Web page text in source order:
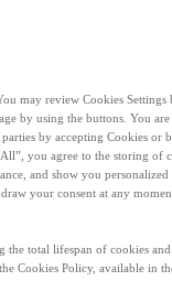
von Schlaganfall
Hofstetter
may review Cookies
by using the buttons. You
by accepting Cookies or
you agree to the storing of
and show you
your consent at any
the total lifespan of cookies
Cookies Policy, available in